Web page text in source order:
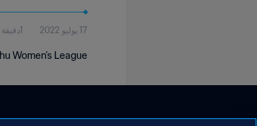
17 يوليو 2022 1دقيقة 24ثانية
Women’s League